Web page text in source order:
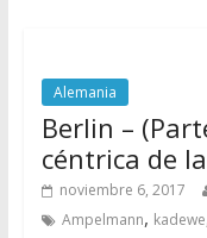
Alemania
Berlin –
céntrica de
noviembre 6, 2017
Ampelmann, kadewe